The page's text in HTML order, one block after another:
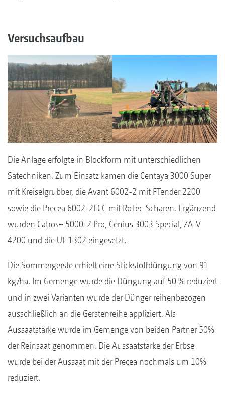
Versuchsaufbau
Die Anlage erfolgte in Blockform mit unterschiedlichen
Sätechniken. Zum Einsatz kamen die Centaya 3000 Super
mit Kreiselgrubber, die Avant 6002-2 mit FTender 2200
sowie die Precea 6002-2FCC mit RoTec-Scharen. Ergänzend
wurden Catros+ 5000-2 Pro, Cenius 3003 Special, ZA-V
4200 und die UF 1302 eingesetzt.
Die Sommergerste erhielt eine Stickstoffdüngung von 91
kg/ha. Im Gemenge wurde die Düngung auf 50 % reduziert
und in zwei Varianten wurde der Dünger reihenbezogen
ausschließlich an die Gerstenreihe appliziert. Als
Aussaatstärke wurde im Gemenge von beiden Partner 50%
der Reinsaat genommen. Die Aussaatstärke der Erbse
wurde bei der Aussaat mit der Precea nochmals um 10%
reduziert.